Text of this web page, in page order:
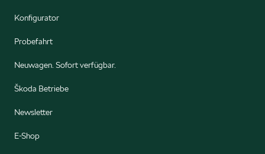
Konfigurator
Probefahrt
Neuwagen. Sofort verfügbar.
Škoda Betriebe
Newsletter
E-Shop